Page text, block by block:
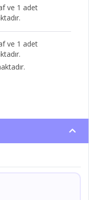
ve 1 adet
ve 1 adet